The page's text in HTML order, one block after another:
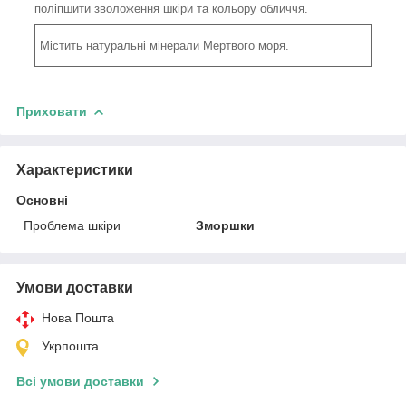
поліпшити зволоження шкіри та кольору обличчя.
Містить натуральні мінерали Мертвого моря.
Приховати
Характеристики
Основні
Проблема шкіри
Зморшки
Умови доставки
Нова Пошта
Укрпошта
Всі умови доставки